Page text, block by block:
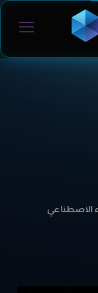
الاصطناعي